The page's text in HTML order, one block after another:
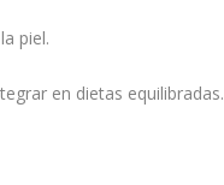
piel.
en dietas equilibradas.